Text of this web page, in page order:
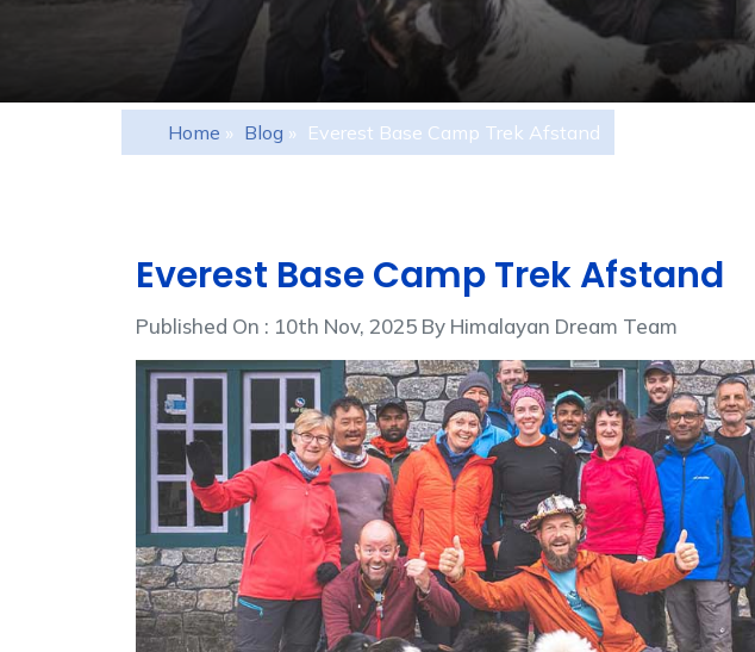
Home » Blog » Everest Base Camp Trek Afstand
Everest Base Camp Trek Afstand
Published On : 10th Nov, 2025 By Himalayan Dream Team